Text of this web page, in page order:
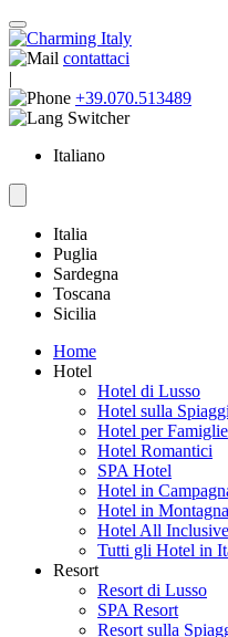
contattaci
|
+39.070.513489
Italiano
Italia
Puglia
Sardegna
Toscana
Sicilia
Home
Hotel
Hotel di Lusso
Hotel sulla
Hotel per Famiglie
Hotel Romantici
SPA Hotel
Hotel in
Hotel in Montagna
Hotel All Inclusive
Tutti gli Hotel in
Resort
Resort di Lusso
SPA Resort
Resort sulla